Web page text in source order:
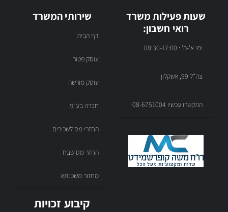
שעות פעילות משרד
רואי חשבון:
ימי א'-ה' : 08:30-17:00
צה"ל 99, אשקלון
התקשרו עכשיו 08-6751004
שירותי המשרד
דף הבית
עוסק פטור
עוסק מורשה
חברה בע״מ
החזרי מס לשכירים
החזר מס שבח
מחזור משכנתא
קיבוע זכויות